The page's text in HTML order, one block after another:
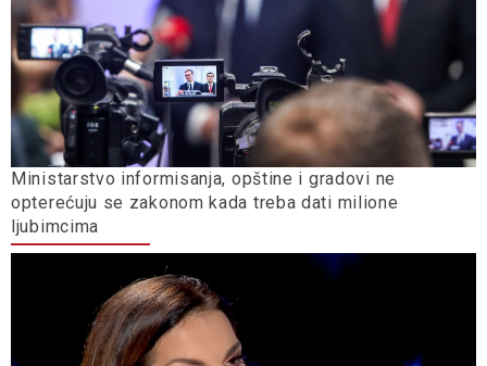
Ministarstvo informisanja, opštine i gradovi ne
opterećuju se zakonom kada treba dati milione
ljubimcima